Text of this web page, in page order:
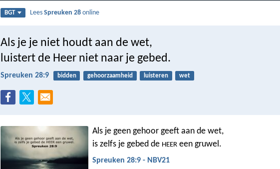
BGT LeesSpreuken 28 online
Als je je niet houdt aan de wet,
luistert de Heer niet naar je gebed.
Spreuken 28:9 bidden gehoorzaamheid luisteren wet
Als je geen gehoor geeft aan de wet,
is zelfs je gebed de HEER een gruwel.
Spreuken 28:9 - NBV21